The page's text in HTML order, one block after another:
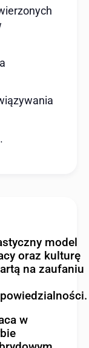
model
oraz kulturę
na zaufaniu
w